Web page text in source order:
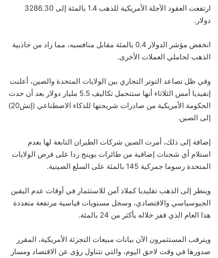
ارتفعت العقود الآجلة الأمريكية للذهب 1.4 بالمئة إلى 3286.30
دولار.
انخفض مؤشر الدولار 0.4 بالمئة مقابل منافسيه، مما زاد من جاذبية
الذهب لحاملي العملات الأخرى.
وفي ظل تصاعد التوتر التجاري بين الولايات المتحدة والصين، أعلنت
إنفيديا أمس الثلاثاء أنها ستتحمل تكاليف 5.5 مليار دولار بعد أن حدت
الحكومة الأمريكية من صادرات شريحتها للذكاء الاصطناعي (إتش20)
إلى الصين.
إضافة إلى ذلك، أمرت الصين شركات الطيران التابعة لها بعدم
استلام أي شحنات إضافية من طائرات بوينج ردا على فرض الولايات
المتحدة رسوما جمركية 145 بالمئة على السلع الصينية.
وينظر إلى الذهب تقليديا كملاذ آمن للاستثمار في أوقات عدم اليقين
الجيوسياسي والاقتصادي، وسجل مستويات قياسية مرتفعة متعددة
هذا العام الذي قفز خلاله بأكثر من 24 بالمئة.
ويترقب المستثمرون الآن بيانات مبيعات التجزئة الأمريكية، المقرر
صدورها في وقت لاحق اليوم، والتي تتناول رؤى عن الاقتصاد ومسار